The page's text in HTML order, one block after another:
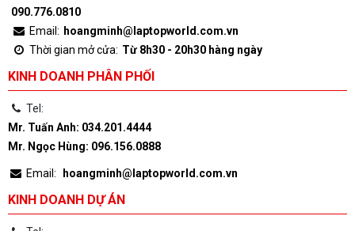
090.776.0810
Email: hoangminh@laptopworld.com.vn
Thời gian mở cửa: Từ 8h30 - 20h30 hàng ngày
KINH DOANH PHÂN PHỐI
Tel:
Mr. Tuấn Anh: 034.201.4444
Mr. Ngọc Hùng: 096.156.0888
Email: hoangminh@laptopworld.com.vn
KINH DOANH DỰ ÁN